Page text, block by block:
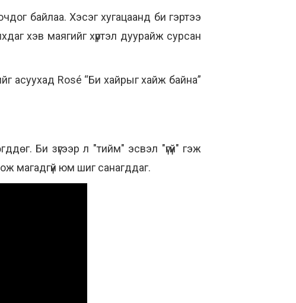
байлаа. Хэсэг хугацаанд би гэртээ
хэв маягийг хүртэл дуурайж сурсан
асуухад Rosé “Би хайрыг хайж байна”
Би зүгээр л "тийм" эсвэл "үгүй" гэж
магадгүй юм шиг санагддаг.